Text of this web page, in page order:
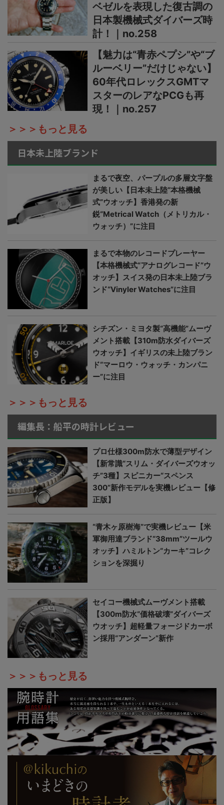
ベゼルを表現した復古調の
日本製機械式ダイバーズ時
計！｜no.258
【魅力は“青赤ペプシ”や“ブ
ルーベリー”だけじゃない】
60年代ロレックスGMTマ
スターのレアなPCGも再
現！｜no.257
＞＞＞もっと見る
日本未上陸ブランド
まるで夜空、パープルの多層文字盤
が美しい【日本未上陸“本格機械
式”ウオッチ】香港発の新
鋭“Metrical Watch（メトリカル・
ウォッチ）”に注目
まるで本物のレコードプレーヤー
【本格機械式“アナログレコード”ウ
オッチ】スイス発の日本未上陸ブラ
ンド“Vinyler Watches”に注目
シチズン・ミヨタ製“高機能”ムーヴ
メント搭載【310m防水ダイバーズ
ウオッチ】イギリスの未上陸ブラン
ド“マーロウ・ウォッチ・カンパニ
ー”に注目
＞＞＞もっと見る
編集長：船平の時計レビュー
プロ仕様300m防水で薄型デザイン
【新常識“スリム・ダイバーズウオッ
チ”3種】スピニカー“スペンス
300”新作モデルを実機レビュー【修
正版】
“青木ヶ原樹海”で実機レビュー【米
軍御用達ブランド“38mm”ツールウ
オッチ】ハミルトン“カーキ”コレク
ションを深掘り
セイコー機械式ムーヴメント搭載
【300m防水“価格破壊”ダイバーズ
ウオッチ】超軽量フォージドカーボ
ン採用“アンダーン”新作
＞＞＞もっと見る